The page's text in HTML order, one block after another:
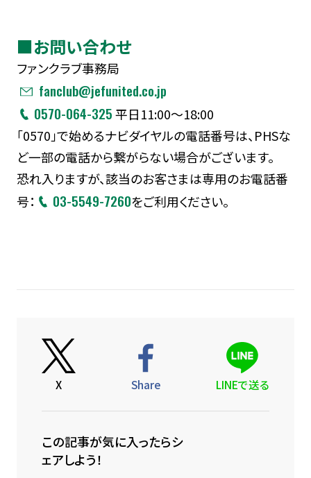
■お問い合わせ
ファンクラブ事務局
fanclub@jefunited.co.jp
0570-064-325平日11:00～18:00
「0570」で始めるナビダイヤルの電話番号は、PHSな
ど一部の電話から繋がらない場合がございます。
恐れ入りますが、該当のお客さまは専用のお電話番
号：
03-5549-7260をご利用ください。
X Share LINEで送る
この記事が気に入ったらシ
ェアしよう！